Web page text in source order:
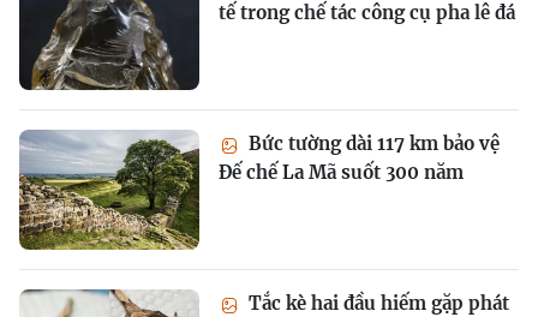
tế trong chế tác công cụ pha lê đá
Bức tường dài 117 km bảo vệ
Đế chế La Mã suốt 300 năm
Tắc kè hai đầu hiếm gặp phát